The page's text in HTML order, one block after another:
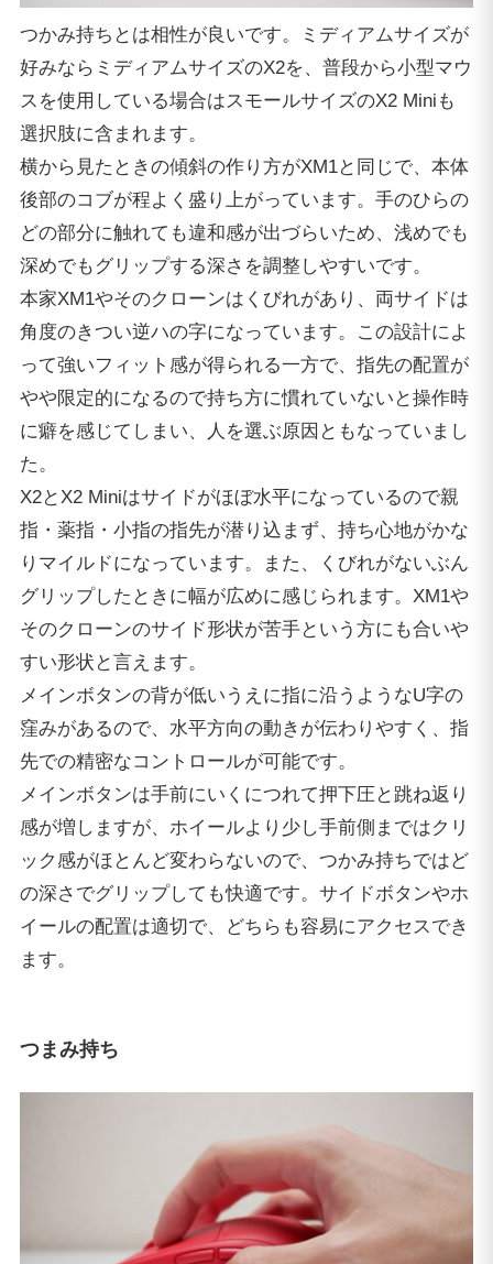
つかみ持ちとは相性が良いです。ミディアムサイズが
好みならミディアムサイズのX2を、普段から小型マウ
スを使用している場合はスモールサイズのX2 Miniも
選択肢に含まれます。
横から見たときの傾斜の作り方がXM1と同じで、本体
後部のコブが程よく盛り上がっています。手のひらの
どの部分に触れても違和感が出づらいため、浅めでも
深めでもグリップする深さを調整しやすいです。
本家XM1やそのクローンはくびれがあり、両サイドは
角度のきつい逆ハの字になっています。この設計によ
って強いフィット感が得られる一方で、指先の配置が
やや限定的になるので持ち方に慣れていないと操作時
に癖を感じてしまい、人を選ぶ原因ともなっていまし
た。
X2とX2 Miniはサイドがほぼ水平になっているので親
指・薬指・小指の指先が潜り込まず、持ち心地がかな
りマイルドになっています。また、くびれがないぶん
グリップしたときに幅が広めに感じられます。XM1や
そのクローンのサイド形状が苦手という方にも合いや
すい形状と言えます。
メインボタンの背が低いうえに指に沿うようなU字の
窪みがあるので、水平方向の動きが伝わりやすく、指
先での精密なコントロールが可能です。
メインボタンは手前にいくにつれて押下圧と跳ね返り
感が増しますが、ホイールより少し手前側まではクリ
ック感がほとんど変わらないので、つかみ持ちではど
の深さでグリップしても快適です。サイドボタンやホ
イールの配置は適切で、どちらも容易にアクセスでき
ます。
つまみ持ち